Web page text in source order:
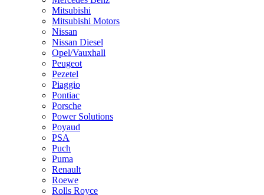
Mitsubishi
Mitsubishi Motors
Nissan
Nissan Diesel
Opel/Vauxhall
Peugeot
Pezetel
Piaggio
Pontiac
Porsche
Power Solutions
Poyaud
PSA
Puch
Puma
Renault
Roewe
Rolls Royce